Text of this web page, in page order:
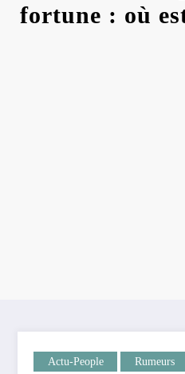
fortune : où
Actu-People Rumeurs